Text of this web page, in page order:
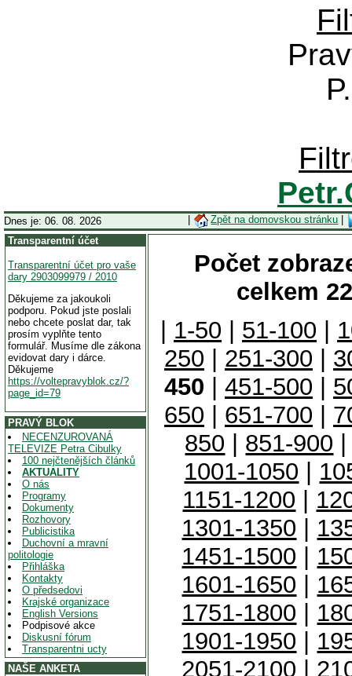
Dnes je: 06. 08. 2026 Zpět na domovskou stránku
Transparentní účet
Transparentní účet pro vaše
dary 2903099979 / 2010
Děkujeme za jakoukoli
podporu. Pokud jste poslali
nebo chcete poslat dar, tak
prosím vyplňte tento
formulář. Musíme dle zákona
evidovat dary i dárce.
Děkujeme
https://voltepravyblok.cz/?
page_id=79
PRAVÝ BLOK
NECENZUROVANÁ
TELEVIZE Petra Cibulky
100 nejčtenějších článků
AKTUALITY
O nás
Programy
Dokumenty
Rozhovory
Publicistika
Duchovní a mravní
politologie
Přihláška
Kontakty
O předsedovi
Krajské organizace
English Versions
Podpisové akce
Diskusní fórum
Transparentni ucty
NAŠE ANKETA
Počet
celkem
1-50 51-100
250
251-300
450
451-500
650
651-700
850
851-900
1001-1050
1151-1200
1301-1350
1451-1500
1601-1650
1751-1800
1901-1950
2051-2100